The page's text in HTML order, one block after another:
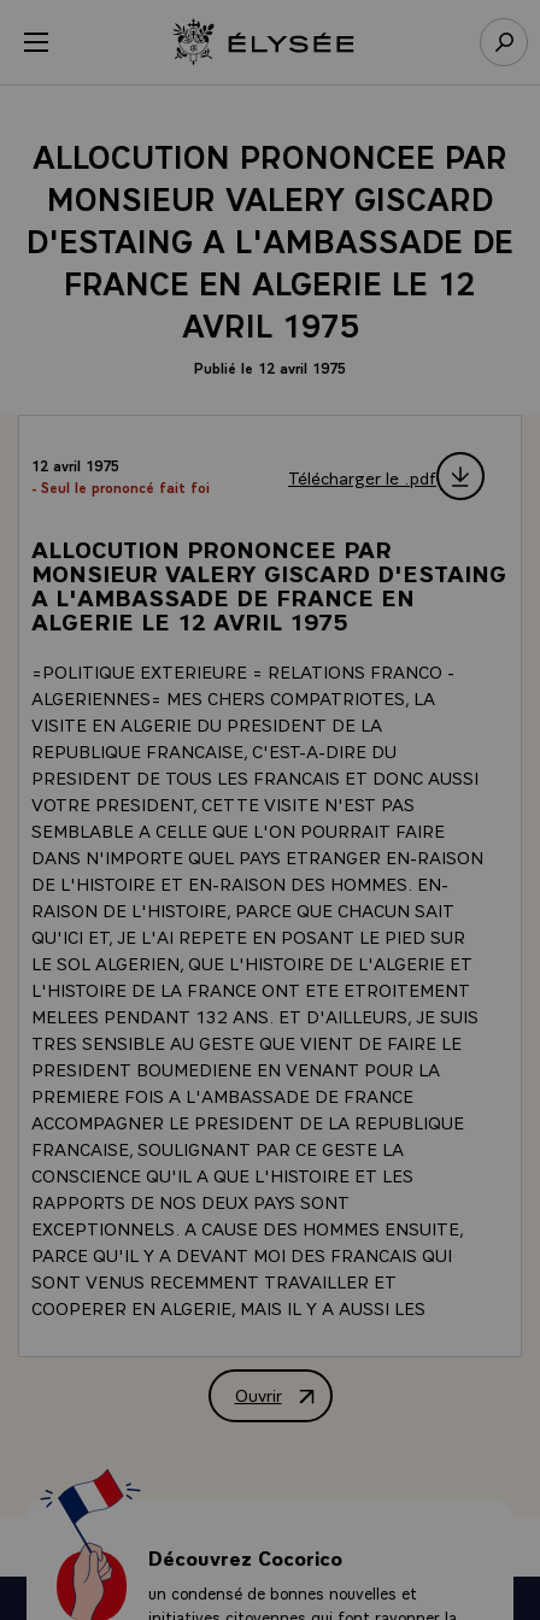
menu Retour à l’accueil Élysée
ALLOCUTION PRONONCEE PAR
MONSIEUR VALERY GISCARD
D'ESTAING A L'AMBASSADE DE
FRANCE EN ALGERIE LE 12
AVRIL 1975
Publié le 12 avril 1975
12 avril 1975
- Seul le prononcé fait foi
Télécharger le .pdf
ALLOCUTION PRONONCEE PAR
MONSIEUR VALERY GISCARD D'ESTAING
A L'AMBASSADE DE FRANCE EN
ALGERIE LE 12 AVRIL 1975
=POLITIQUE EXTERIEURE = RELATIONS FRANCO -
ALGERIENNES= MES CHERS COMPATRIOTES, LA
VISITE EN ALGERIE DU PRESIDENT DE LA
REPUBLIQUE FRANCAISE, C'EST-A-DIRE DU
PRESIDENT DE TOUS LES FRANCAIS ET DONC AUSSI
VOTRE PRESIDENT, CETTE VISITE N'EST PAS
SEMBLABLE A CELLE QUE L'ON POURRAIT FAIRE
DANS N'IMPORTE QUEL PAYS ETRANGER EN-RAISON
DE L'HISTOIRE ET EN-RAISON DES HOMMES. EN-
RAISON DE L'HISTOIRE, PARCE QUE CHACUN SAIT
QU'ICI ET, JE L'AI REPETE EN POSANT LE PIED SUR
LE SOL ALGERIEN, QUE L'HISTOIRE DE L'ALGERIE ET
L'HISTOIRE DE LA FRANCE ONT ETE ETROITEMENT
MELEES PENDANT 132 ANS. ET D'AILLEURS, JE SUIS
TRES SENSIBLE AU GESTE QUE VIENT DE FAIRE LE
PRESIDENT BOUMEDIENE EN VENANT POUR LA
PREMIERE FOIS A L'AMBASSADE DE FRANCE
ACCOMPAGNER LE PRESIDENT DE LA REPUBLIQUE
FRANCAISE, SOULIGNANT PAR CE GESTE LA
CONSCIENCE QU'IL A QUE L'HISTOIRE ET LES
RAPPORTS DE NOS DEUX PAYS SONT
EXCEPTIONNELS. A CAUSE DES HOMMES ENSUITE,
PARCE QU'IL Y A DEVANT MOI DES FRANCAIS QUI
SONT VENUS RECEMMENT TRAVAILLER ET
COOPERER EN ALGERIE, MAIS IL Y A AUSSI LES
EN SURVOLANT HIER L'ALGERIE, JE VOYAIS
PARTOUT LA TRACE PHYSIQUE DE LEUR TRAVAIL ET
DONT LA VIE JADIS, DE LA NAISSANCE A LA MORT,
SE DEROULAIT SUR CETTE TERRE. JE M'ADRESSE
AUX UNS ET AUX AUTRES. LE PRESIDENT DE LA
REPUBLIQUE FRANCAISE, EN VENANT ICI DANS LA
PREMIERE ANNEE DE SON MANDAT, TENAIT A
ETABLIR, SUR DES BASES NOUVELLES, LES
Ouvrir
ALLOCUTION PRONONCEE PAR
Découvrez Cocorico
un condensé de bonnes nouvelles et
Panneau de gestion des cookies